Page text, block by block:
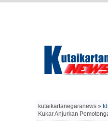
kutaikartanegaranews »
Kukar Anjurkan